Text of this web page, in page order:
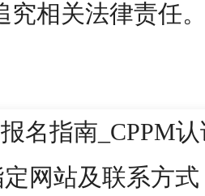
究相关法律责任